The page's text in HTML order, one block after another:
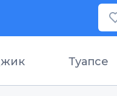
Туапсе